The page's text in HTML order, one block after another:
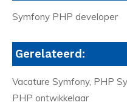
Symfony PHP developer
Gerelateerd:
Vacature Symfony, PHP
PHP ontwikkelaar